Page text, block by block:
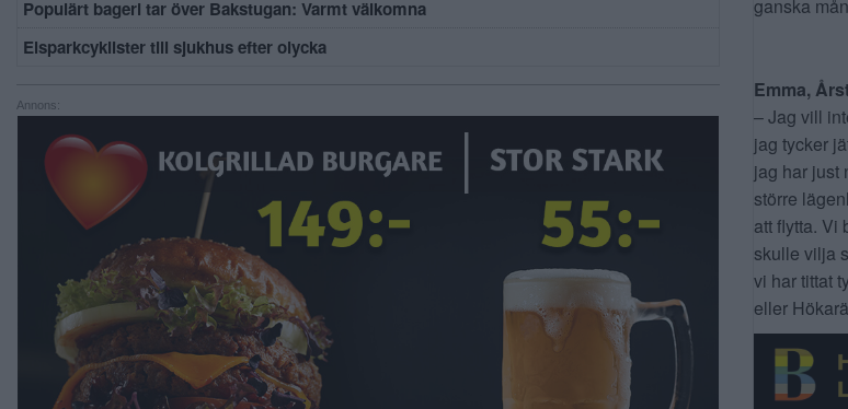
Populärt bageri tar över Bakstugan: Varmt välkomna
Elsparkcyklister till sjukhus efter olycka
Annons:
ganska
Emma,
– Jag vill
jag tycker
jag har just
större
att flytta. Vi
skulle vilja
vi har tittat
eller